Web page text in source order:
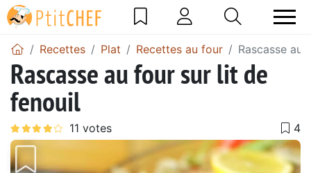
Recettes Plat Recettes au four Rascasse au
Rascasse au four sur lit de
fenouil